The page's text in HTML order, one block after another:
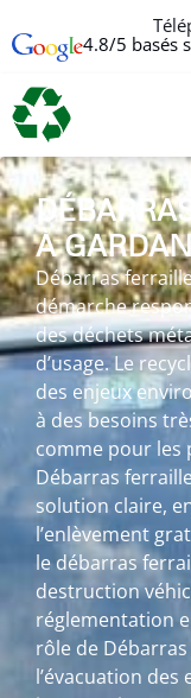
4.8/5 basés
À
Débarras
démarche
des déchets
d’usage. Le
des enjeux
à des besoins
comme pour les
Débarras
solution claire,
l’enlèvement
le débarras
destruction
réglementation
rôle de
l’évacuation